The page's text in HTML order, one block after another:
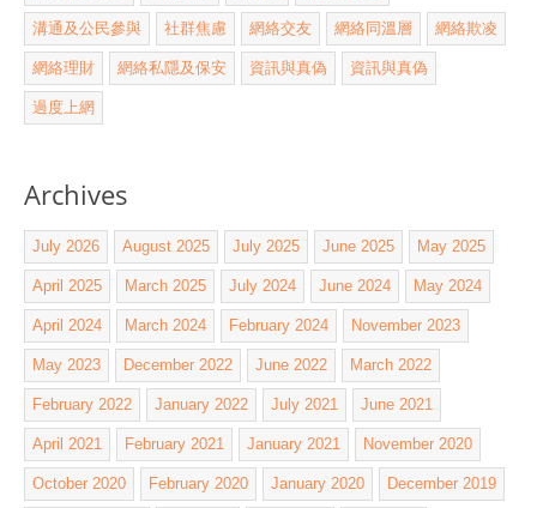
溝通及公民參與 社群焦慮 網絡交友 網絡同溫層 網絡欺凌
網絡理財 網絡私隱及保安 資訊與真偽 資訊與真偽
過度上網
Archives
July 2026 August 2025 July 2025 June 2025 May 2025
April 2025 March 2025 July 2024 June 2024 May 2024
April 2024 March 2024 February 2024 November 2023
May 2023 December 2022 June 2022 March 2022
February 2022 January 2022 July 2021 June 2021
April 2021 February 2021 January 2021 November 2020
October 2020 February 2020 January 2020 December 2019